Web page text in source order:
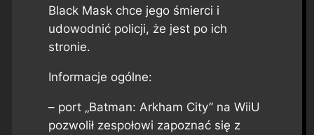
Black Mask chce jego śmierci i
udowodnić policji, że jest po ich
stronie.
Informacje ogólne:
– port „Batman: Arkham City” na WiiU
pozwolił zespołowi zapoznać się z